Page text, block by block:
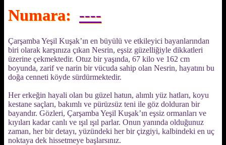
Numara: ----
Çarşamba Yeşil Kuşak’ın en büyülü ve etkileyici bayanlarından
biri olarak karşınıza çıkan Nesrin, eşsiz güzelliğiyle dikkatleri
üzerine çekmektedir. Otuz bir yaşında, 67 kilo ve 162 cm
boyunda, zarif ve narin bir vücuda sahip olan Nesrin, hayatını bu
doğa cenneti köyde sürdürmektedir.
Her erkeğin hayali olan bu güzel hatun, alımlı yüz hatları, koyu
kestane saçları, bakımlı ve pürüzsüz teni ile göz dolduran bir
bayandır. Gözleri, Çarşamba Yeşil Kuşak’ın eşsiz ormanları ve
kıyıları kadar canlı ve ışıl ışıl parlar. Onun yanında olduğunuz
zaman, her bir detayı, yüzündeki her bir çizgiyi, kalbindeki en uç
noktaya dek hissetmeye başlarsınız.